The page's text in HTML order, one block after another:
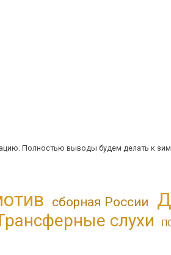
Полностью выводы будем делать к
сборная России
слухи